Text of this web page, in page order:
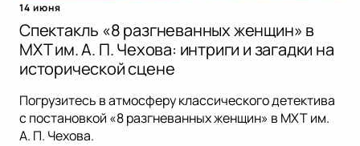
14 июня
Спектакль «8 разгневанных женщин» в
МХТ им. А. П. Чехова: интриги и загадки на
исторической сцене
Погрузитесь в атмосферу классического детектива
с постановкой «8 разгневанных женщин» в МХТ им.
А. П. Чехова.